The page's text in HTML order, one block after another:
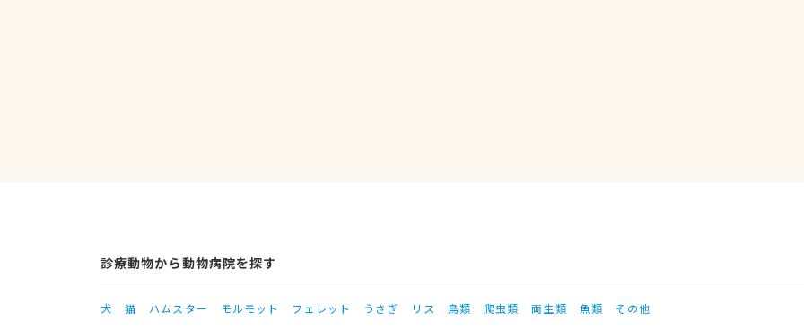
診療動物から動物病院を探す
犬 猫 ハムスター モルモット フェレット うさぎ リス 鳥類 爬虫類 両生類 魚類 その他